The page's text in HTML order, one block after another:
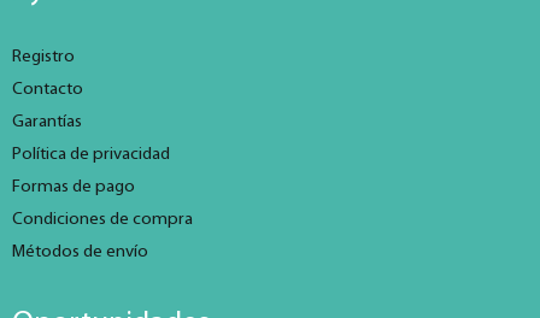
Registro
Contacto
Garantías
Política de privacidad
Formas de pago
Condiciones de compra
Métodos de envío